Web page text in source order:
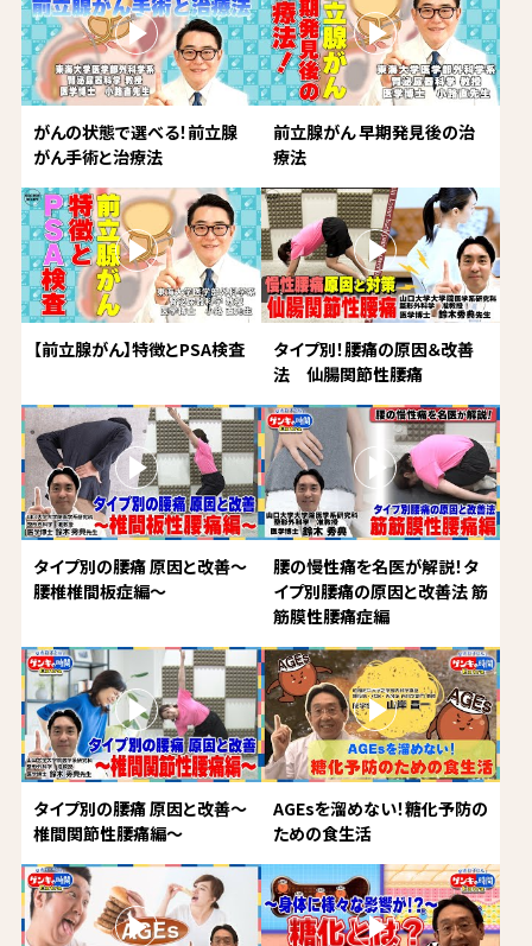
がんの状態で選べる！前立腺
がん手術と治療法
前立腺がん 早期発見後の治
療法
【前立腺がん】特徴とPSA検査
タイプ別！腰痛の原因＆改善
法 仙腸関節性腰痛
タイプ別の腰痛 原因と改善～
腰椎椎間板症編～
腰の慢性痛を名医が解説！タ
イプ別腰痛の原因と改善法 筋
筋膜性腰痛症編
タイプ別の腰痛 原因と改善～
椎間関節性腰痛編～
AGEsを溜めない！糖化予防の
ための食生活